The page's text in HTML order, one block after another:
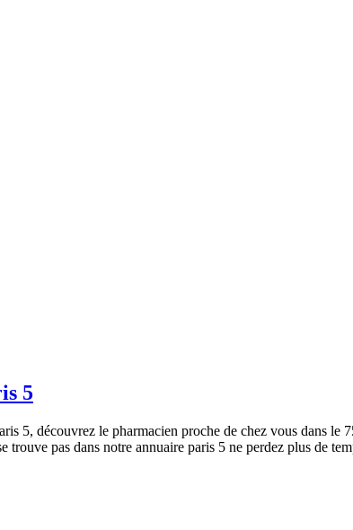
5
5, découvrez le pharmacien proche de chez vous dans le
trouve pas dans notre annuaire paris 5 ne perdez plus de